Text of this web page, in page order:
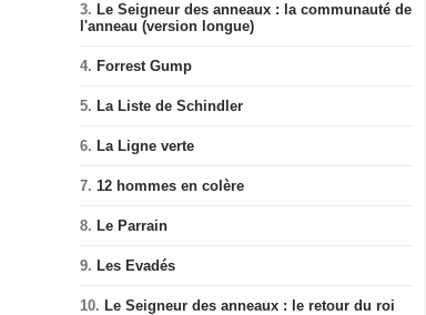
3. Le Seigneur des anneaux : la communauté de
l'anneau (version longue)
4. Forrest Gump
5. La Liste de Schindler
6. La Ligne verte
7. 12 hommes en colère
8. Le Parrain
9. Les Evadés
10. Le Seigneur des anneaux : le retour du roi